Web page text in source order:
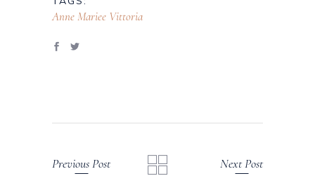
Anne Mariee Vittoria
Previous Post Next Post